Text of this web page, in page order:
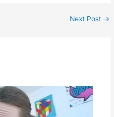
Next Post →